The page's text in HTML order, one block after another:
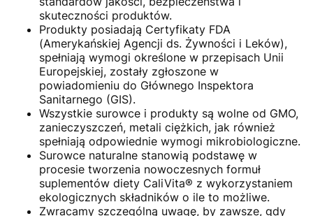
skuteczności produktów.
Produkty posiadają Certyfikaty FDA
(Amerykańskiej Agencji ds. Żywności i Leków),
spełniają wymogi określone w przepisach Unii
Europejskiej, zostały zgłoszone w
powiadomieniu do Głównego Inspektora
Sanitarnego (GIS).
Wszystkie surowce i produkty są wolne od GMO,
zanieczyszczeń, metali ciężkich, jak również
spełniają odpowiednie wymogi mikrobiologiczne.
Surowce naturalne stanowią podstawę w
procesie tworzenia nowoczesnych formuł
suplementów diety CaliVita® z wykorzystaniem
ekologicznych składników o ile to możliwe.
Zwracamy szczególną uwagę, by zawsze, gdy